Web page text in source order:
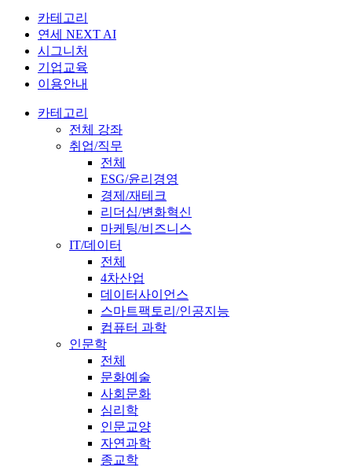
카테고리
연세 NEXT AI
시그니처
기업교육
이용안내
카테고리
전체 강좌
취업/직무
전체
ESG/윤리경영
경제/재테크
리더십/변화혁신
마케팅/비즈니스
IT/데이터
전체
4차산업
데이터사이언스
스마트팩토리/인공지능
컴퓨터 과학
인문학
전체
문화예술
사회문화
심리학
인문교양
자연과학
종교학